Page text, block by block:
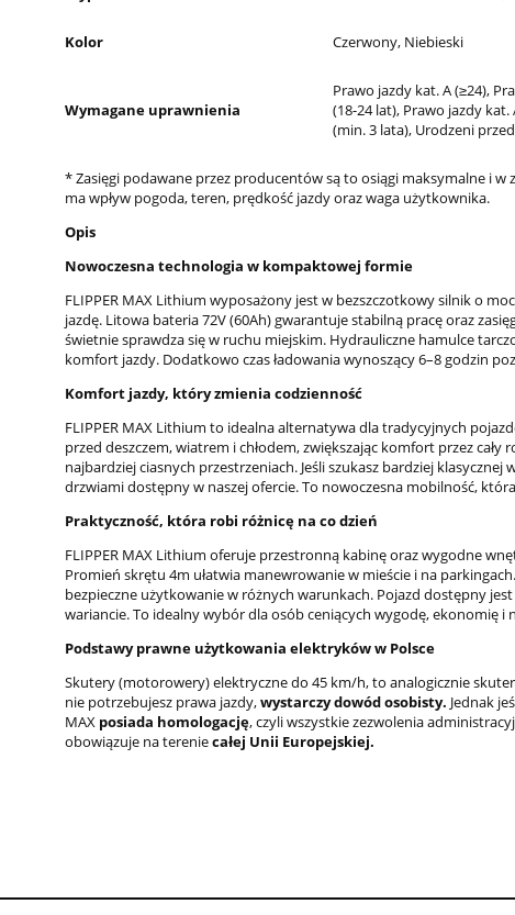
Kolor Czerwony, Niebieski
Wymagane uprawnienia
Prawo jazdy kat. A (≥24),
(18-24 lat), Prawo jazdy
(min. 3 lata), Urodzeni
* Zasięgi podawane przez producentów są to osiągi maksymalne i w
ma wpływ pogoda, teren, prędkość jazdy oraz waga użytkownika.
Opis
Nowoczesna technologia w kompaktowej formie
FLIPPER MAX Lithium wyposażony jest w bezszczotkowy silnik o
jazdę. Litowa bateria 72V (60Ah) gwarantuje stabilną pracę oraz
świetnie sprawdza się w ruchu miejskim. Hydrauliczne hamulce
komfort jazdy. Dodatkowo czas ładowania wynoszący 6–8 godzin
Komfort jazdy, który zmienia codzienność
FLIPPER MAX Lithium to idealna alternatywa dla tradycyjnych
przed deszczem, wiatrem i chłodem, zwiększając komfort przez
najbardziej ciasnych przestrzeniach. Jeśli szukasz bardziej
drzwiami dostępny w naszej ofercie. To nowoczesna mobilność,
Praktyczność, która robi różnicę na co dzień
FLIPPER MAX Lithium oferuje przestronną kabinę oraz wygodne
Promień skrętu 4m ułatwia manewrowanie w mieście i na
bezpieczne użytkowanie w różnych warunkach. Pojazd dostępny
wariancie. To idealny wybór dla osób ceniących wygodę, ekonomię i
Podstawy prawne użytkowania elektryków w Polsce
Skutery (motorowery) elektryczne do 45 km/h, to analogicznie
nie potrzebujesz prawa jazdy,wystarczy dowód osobisty. Jednak
MAX posiada homologację, czyli wszystkie zezwolenia
obowiązuje na tereniecałej Unii Europejskiej.